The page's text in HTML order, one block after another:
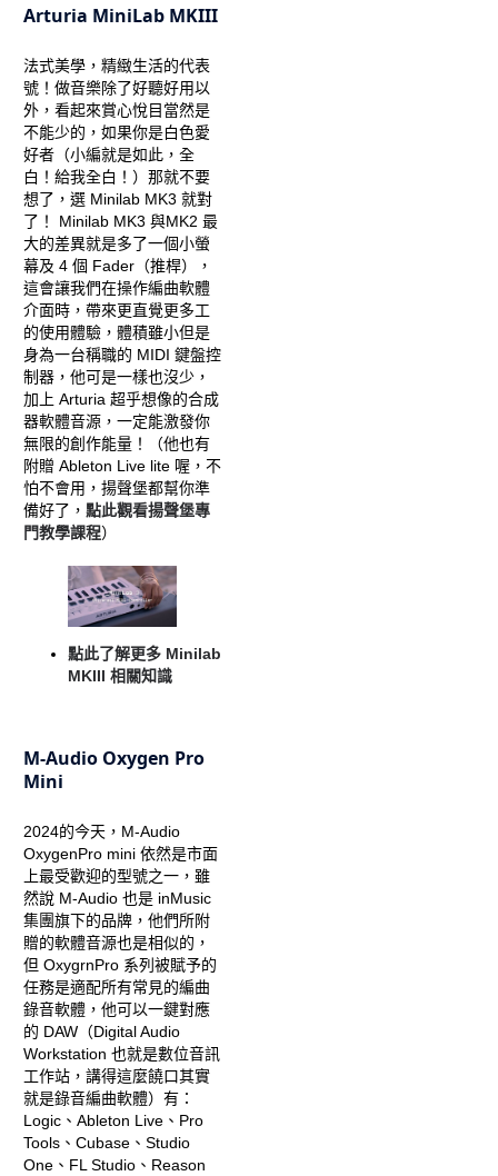
Arturia MiniLab MKIII
法式美學，精緻生活的代表
號！做音樂除了好聽好用以
外，看起來賞心悅目當然是
不能少的，如果你是白色愛
好者（小編就是如此，全
白！給我全白！）那就不要
想了，選 Minilab MK3 就對
了！ Minilab MK3 與MK2 最
大的差異就是多了一個小螢
幕及 4 個 Fader（推桿），
這會讓我們在操作編曲軟體
介面時，帶來更直覺更多工
的使用體驗，體積雖小但是
身為一台稱職的 MIDI 鍵盤控
制器，他可是一樣也沒少，
加上 Arturia 超乎想像的合成
器軟體音源，一定能激發你
無限的創作能量！（他也有
附贈 Ableton Live lite 喔，不
怕不會用，揚聲堡都幫你準
備好了， 點此觀看揚聲堡專
門教學課程）
點此了解更多 Minilab
MKIII 相關知識
M-Audio Oxygen Pro
Mini
2024的今天，M-Audio
OxygenPro mini 依然是市面
上最受歡迎的型號之一，雖
然說 M-Audio 也是 inMusic
集團旗下的品牌，他們所附
贈的軟體音源也是相似的，
但 OxygrnPro 系列被賦予的
任務是適配所有常見的編曲
錄音軟體，他可以一鍵對應
的 DAW（Digital Audio
Workstation 也就是數位音訊
工作站，講得這麼饒口其實
就是錄音編曲軟體）有：
Logic、Ableton Live、Pro
Tools、Cubase、Studio
One、FL Studio、Reason